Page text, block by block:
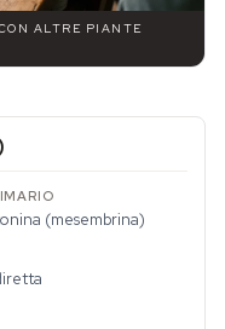
ALTRE PIANTE
(mesembrina)